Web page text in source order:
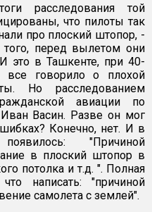
расследования той
что пилоты так
про плоский штопор, -
перед вылетом они
это в Ташкенте, при 40-
говорило о плохой
Но расследованием
авиации по
Васин. Разве он мог
Конечно, нет. И в
"Причиной
в плоский штопор в
потолка и т.д. ". Полная
написать: "причиной
самолета с землей".